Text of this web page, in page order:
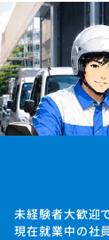
未経験者大歓迎で
現在就業中の社